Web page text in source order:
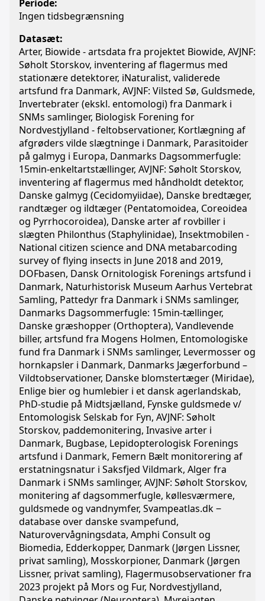
Periode:
Ingen tidsbegrænsning
Datasæt:
Arter, Biowide - artsdata fra projektet Biowide, AVJNF:
Søholt Storskov, inventering af flagermus med
stationære detektorer, iNaturalist, validerede
artsfund fra Danmark, AVJNF: Vilsted Sø, Guldsmede,
Invertebrater (ekskl. entomologi) fra Danmark i
SNMs samlinger, Biologisk Forening for
Nordvestjylland - feltobservationer, Kortlægning af
afgrøders vilde slægtninge i Danmark, Parasitoider
på galmyg i Europa, Danmarks Dagsommerfugle:
15min-enkeltartstællinger, AVJNF: Søholt Storskov,
inventering af flagermus med håndholdt detektor,
Danske galmyg (Cecidomyiidae), Danske bredtæger,
randtæger og ildtæger (Pentatomoidea, Coreoidea
og Pyrrhocoroidea), Danske arter af rovbiller i
slægten Philonthus (Staphylinidae), Insektmobilen -
National citizen science and DNA metabarcoding
survey of flying insects in June 2018 and 2019,
DOFbasen, Dansk Ornitologisk Forenings artsfund i
Danmark, Naturhistorisk Museum Aarhus Vertebrat
Samling, Pattedyr fra Danmark i SNMs samlinger,
Danmarks Dagsommerfugle: 15min-tællinger,
Danske græshopper (Orthoptera), Vandlevende
biller, artsfund fra Mogens Holmen, Entomologiske
fund fra Danmark i SNMs samlinger, Levermosser og
hornkapsler i Danmark, Danmarks Jægerforbund –
Vildtobservationer, Danske blomstertæger (Miridae),
Enlige bier og humlebier i et dansk agerlandskab,
PhD-studie på Midtsjælland, Fynske guldsmede v/
Entomologisk Selskab for Fyn, AVJNF: Søholt
Storskov, paddemonitering, Invasive arter i
Danmark, Bugbase, Lepidopterologisk Forenings
artsfund i Danmark, Femern Bælt monitorering af
erstatningsnatur i Saksfjed Vildmark, Alger fra
Danmark i SNMs samlinger, AVJNF: Søholt Storskov,
monitering af dagsommerfugle, køllesværmere,
guldsmede og vandnymfer, Svampeatlas.dk ‒
database over danske svampefund,
Naturovervågningsdata, Amphi Consult og
Biomedia, Edderkopper, Danmark (Jørgen Lissner,
privat samling), Mosskorpioner, Danmark (Jørgen
Lissner, privat samling), Flagermusobservationer fra
2023 projekt på Mors og Fur, Nordvestjylland,